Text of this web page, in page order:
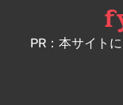
contentPR：本サイト